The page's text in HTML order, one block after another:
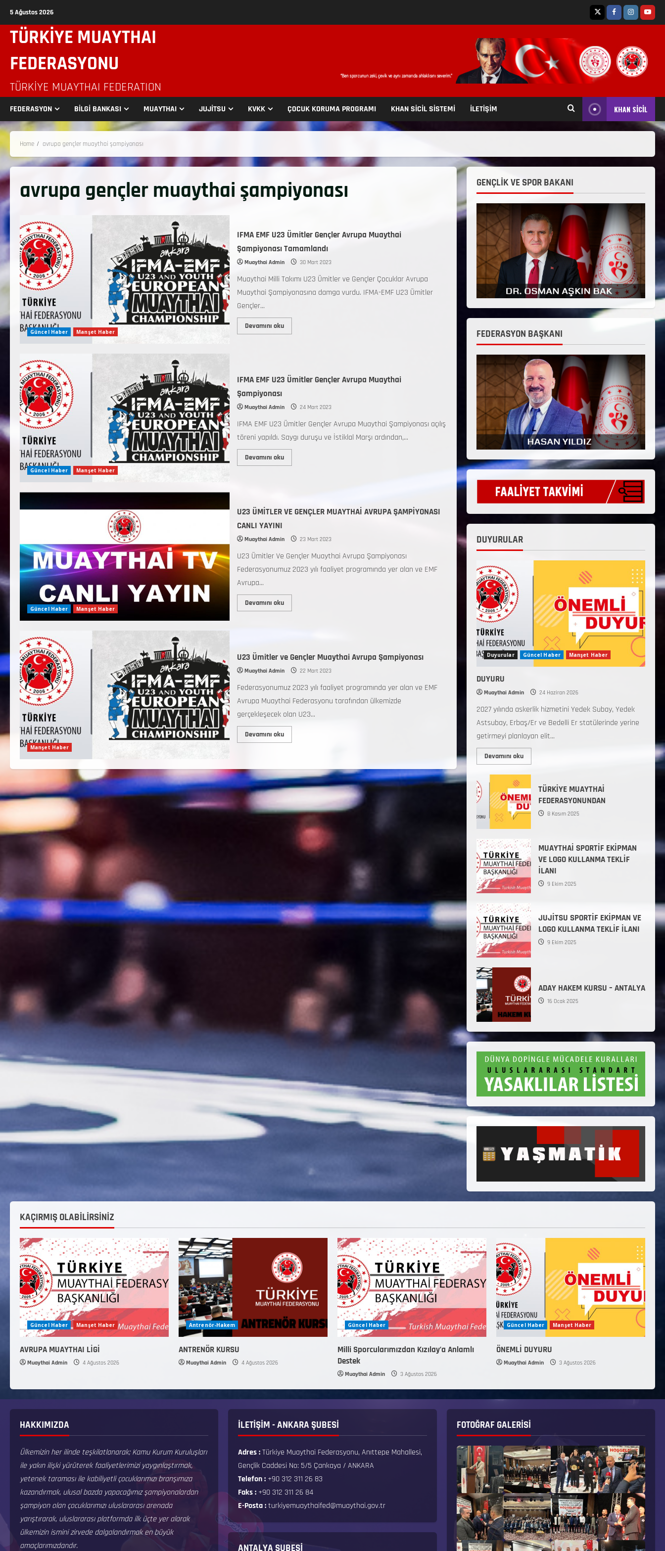
5 Ağustos 2026
TÜRKİYE MUAYTHAI
FEDERASYONU
TÜRKIYE MUAYTHAI FEDERATION
FEDERASYON BİLGİ BANKASI MUAYTHAI JUJİTSU KVKK ÇOCUK KORUMA PROGRAMI KHAN SİCİL SİSTEMİ İLETİŞİM KHAN SİCİL
Home avrupa gençler muaythai şampiyonası
avrupa gençler muaythai şampiyonası
Güncel Haber Manşet Haber
IFMA EMF U23 Ümitler Gençler Avrupa Muaythai
Şampiyonası Tamamlandı
Muaythai Admin 30 Mart 2023
Muaythai Milli Takımı U23 Ümitler ve Gençler Çocuklar Avrupa
Muaythai Şampiyonasına damga vurdu. IFMA-EMF U23 Ümitler
Gençler...
Devamını oku
Güncel Haber Manşet Haber
IFMA EMF U23 Ümitler Gençler Avrupa Muaythai
Şampiyonası
Muaythai Admin 24 Mart 2023
IFMA EMF U23 Ümitler Gençler Avrupa Muaythai Şampiyonası açılış
töreni yapıldı. Saygı duruşu ve İstiklal Marşı ardından,...
Devamını oku
Güncel Haber Manşet Haber
U23 ÜMİTLER VE GENÇLER MUAYTHAİ AVRUPA ŞAMPİYONASI
CANLI YAYINI
Muaythai Admin 23 Mart 2023
U23 Ümitler Ve Gençler Muaythai Avrupa Şampiyonası
Federasyonumuz 2023 yılı faaliyet programında yer alan ve EMF
Avrupa...
Devamını oku
Manşet Haber
U23 Ümitler ve Gençler Muaythai Avrupa Şampiyonası
Muaythai Admin 22 Mart 2023
Federasyonumuz 2023 yılı faaliyet programında yer alan ve EMF
Avrupa Muaythai Federasyonu tarafından ülkemizde
gerçekleşecek olan U23...
Devamını oku
GENÇLİK VE SPOR BAKANI
FEDERASYON BAŞKANI
DUYURULAR
Duyurular Güncel Haber Manşet Haber
DUYURU
Muaythai Admin 24 Haziran 2026
2027 yılında askerlik hizmetini Yedek Subay, Yedek
Astsubay, Erbaş/Er ve Bedelli Er statülerinde yerine
getirmeyi planlayan elit...
Devamını oku
TÜRKİYE MUAYTHAİ
FEDERASYONUNDAN
8 Kasım 2025
MUAYTHAİ SPORTİF EKİPMAN
VE LOGO KULLANMA TEKLİF
İLANI
9 Ekim 2025
JUJİTSU SPORTİF EKİPMAN VE
LOGO KULLANMA TEKLİF İLANI
9 Ekim 2025
ADAY HAKEM KURSU – ANTALYA
16 Ocak 2025
KAÇIRMIŞ OLABİLİRSİNİZ
Güncel Haber Manşet Haber
AVRUPA MUAYTHAI LİGİ
Muaythai Admin 4 Ağustos 2026
Antrenör-Hakem
ANTRENÖR KURSU
Muaythai Admin 4 Ağustos 2026
Güncel Haber
Milli Sporcularımızdan Kızılay’a Anlamlı
Destek
Muaythai Admin 3 Ağustos 2026
Güncel Haber Manşet Haber
ÖNEMLİ DUYURU
Muaythai Admin 3 Ağustos 2026
HAKKIMIZDA
Ülkemizin her ilinde teşkilatlanarak; Kamu Kurum Kuruluşları
ile yakın ilişki yürüterek faaliyetlerimizi yaygınlaştırmak,
yetenek taraması ile kabiliyetli çocuklarımızı branşımıza
kazandırmak, ulusal bazda yapacağımız şampiyonalardan
şampiyon olan çocuklarımızı uluslararası arenada
yarıştırarak, uluslararası platformda ilk üçte yer alarak
ülkemizin ismini zirvede dalgalandırmak en büyük
amaçlarımızdandır.
İLETİŞİM - ANKARA ŞUBESİ
Adres :Türkiye Muaythai Federasyonu, Anıttepe Mahallesi,
Gençlik Caddesi No: 5/5 Çankaya / ANKARA
Telefon : +90 312 311 26 83
Faks : +90 312 311 26 84
E-Posta :turkiyemuaythaifed@muaythai.gov.tr
ANTALYA ŞUBESİ
FOTOĞRAF GALERISI